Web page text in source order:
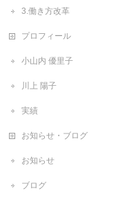
3.働き方改革
プロフィール
小山内 優里子
川上 陽子
実績
お知らせ・ブログ
お知らせ
ブログ